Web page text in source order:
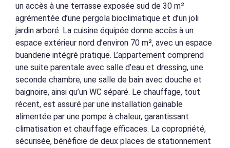
un accès à une terrasse exposée sud de 30 m²
agrémentée d’une pergola bioclimatique et d’un joli
jardin arboré. La cuisine équipée donne accès à un
espace extérieur nord d’environ 70 m², avec un espace
buanderie intégré pratique. L’appartement comprend
une suite parentale avec salle d’eau et dressing, une
seconde chambre, une salle de bain avec douche et
baignoire, ainsi qu’un WC séparé. Le chauffage, tout
récent, est assuré par une installation gainable
alimentée par une pompe à chaleur, garantissant
climatisation et chauffage efficaces. La copropriété,
sécurisée, bénéficie de deux places de stationnement